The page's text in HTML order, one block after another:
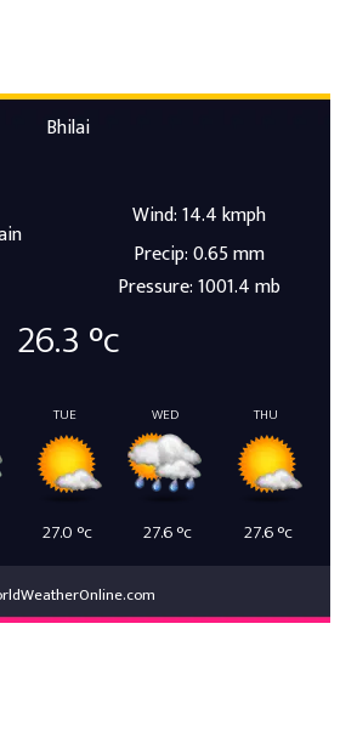
Bhilai
Wind: 14.4 kmph
Precip: 0.65 mm
Pressure: 1001.4 mb
26.3°c
TUE
27.0 °c
WED
27.6°c
THU
27.6°c